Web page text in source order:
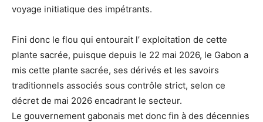
voyage initiatique des impétrants.
Fini donc le flou qui entourait l’ exploitation de cette
plante sacrée, puisque depuis le 22 mai 2026, le Gabon a
mis cette plante sacrée, ses dérivés et les savoirs
traditionnels associés sous contrôle strict, selon ce
décret de mai 2026 encadrant le secteur.
Le gouvernement gabonais met donc fin à des décennies